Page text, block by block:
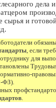
дела
сырья и
, если
для
ФЗ).
.